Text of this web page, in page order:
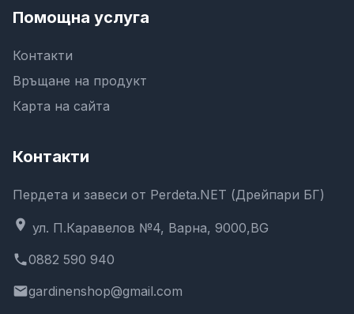
Помощна услуга
Контакти
Връщане на продукт
Карта на сайта
Контакти
Пердета и завеси от Perdeta.NET (Дрейпари БГ)
location_on ул. П.Каравелов №4, Варна, 9000,BG
phone0882 590 940
emailgardinenshop@gmail.com